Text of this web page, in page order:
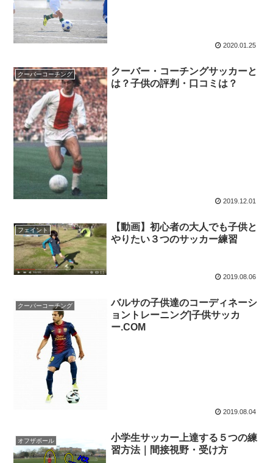
2020.01.25
クーバーコーチング
クーバー・コーチングサッカーと
は？子供の評判・口コミは？
2019.12.01
フェイント
【動画】初心者の大人でも子供と
やりたい３つのサッカー練習
2019.08.06
クーバーコーチング
バルサの子供達のコーディネーシ
ョントレーニング|子供サッカ
ー.COM
2019.08.04
オフザボール
小学生サッカー上達する５つの練
習方法｜間接視野・受け方